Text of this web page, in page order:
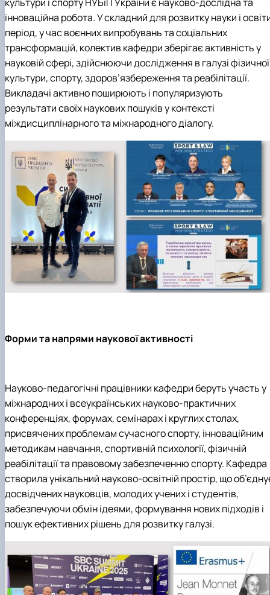
Вибіркові дисципліни
Практична підготовка
Гостьові лекції
Атестація здобувачів
Результати анкетування
Додаткова (супровідна) інформація
Акредитація
Договори про співпрацю
культури і спорту НУБіП України є науково-дослідна та
інноваційна робота. У складний для розвитку науки і
період, у час воєнних випробувань та соціальних
трансформацій, колектив кафедри зберігає активність у
науковій сфері, здійснюючи дослідження в галузі фізичної
культури, спорту, здоров’язбереження та реабілітації.
Викладачі активно поширюють і популяризують
результати своїх наукових пошуків у контексті
міждисциплінарного та міжнародного діалогу.
Форми та напрями наукової активності
Науково-педагогічні працівники кафедри беруть участь у
міжнародних і всеукраїнських науково-практичних
конференціях, форумах, семінарах і круглих столах,
присвячених проблемам сучасного спорту, інноваційним
методикам навчання, спортивній психології, фізичній
реабілітації та правовому забезпеченню спорту. Кафедра
створила унікальний науково-освітній простір, що
досвідчених науковців, молодих учених і студентів,
забезпечуючи обмін ідеями, формування нових підходів і
пошук ефективних рішень для розвитку галузі.